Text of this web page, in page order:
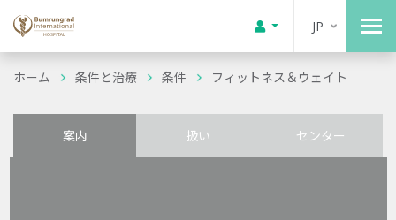
JP
ホーム 条件と治療 条件 フィットネス＆ウェイト
案内 扱い センター